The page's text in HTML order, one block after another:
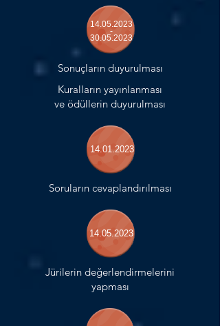
14.05.2023
-
30.05.2023
Sonuçların duyurulması
Kuralların yayınlanması
ve ödüllerin duyurulması
14.01.2023
Soruların cevaplandırılması
14.05.2023
Jürilerin değerlendirmelerini
yapması